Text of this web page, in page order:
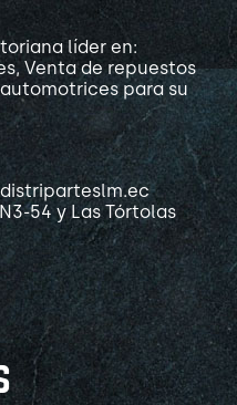
líder en:
Venta de repuestos
para su
54 y Las Tórtolas